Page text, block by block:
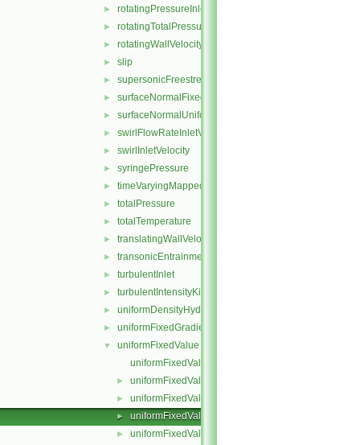
► rotatingPressureInletOutletVelocity
► rotatingTotalPressure
► rotatingWallVelocity
► slip
► supersonicFreestream
► surfaceNormalFixedValue
► surfaceNormalUniformFixedValue
► swirlFlowRateInletVelocity
► swirlInletVelocity
► syringePressure
► timeVaryingMappedFixedValue
► totalPressure
► totalTemperature
► translatingWallVelocity
► transonicEntrainmentPressure
► turbulentInlet
► turbulentIntensityKineticEnergyInlet
► uniformDensityHydrostaticPressure
► uniformFixedGradient
▼
uniformFixedValue
uniformFixedValueFvPatchField.C
► uniformFixedValueFvPatchField.H
► uniformFixedValueFvPatchFields.C
► uniformFixedValueFvPatchFields.H
► uniformFixedValueFvPatchFieldsFwd.H